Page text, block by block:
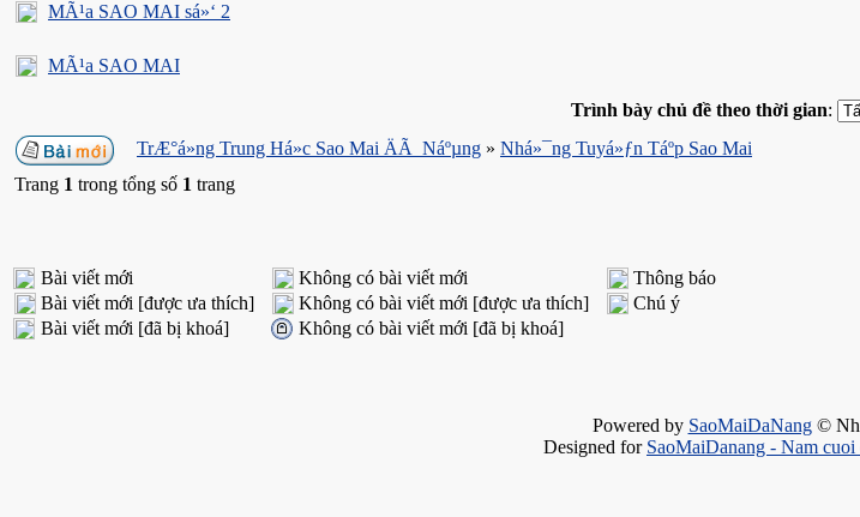
MÃ¹a SAO MAI sá»‘ 2
MÃ¹a SAO MAI
Trình bày chủ đề theo thời gian:
TrÆ°á»ng Trung Há»c Sao Mai ÄÃ Náºµng » Nhá»¯ng Tuyá»ƒn Táº­p Sao Mai
Trang 1 trong tổng số 1 trang
Bài viết mới Không có bài viết mới
Thông báo
Bài viết mới [được ưa thích]
Không có bài viết mới [được ưa thích]
Chú ý
Bài viết mới [đã bị khoá]
Không có bài viết mới [đã bị khoá]
Powered by SaoMaiDaNang©
Designed for SaoMaiDanang - Nam